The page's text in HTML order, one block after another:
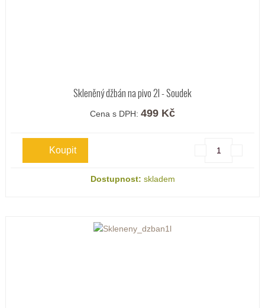
Skleněný džbán na pivo 2l - Soudek
Cena s DPH: 499 Kč
Dostupnost: skladem